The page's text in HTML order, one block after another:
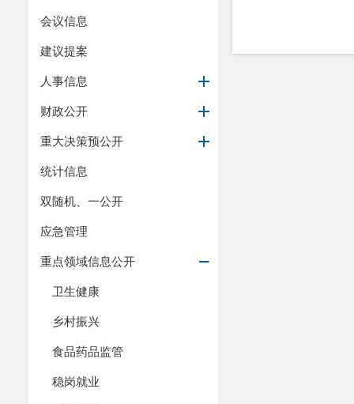
会议信息
建议提案
人事信息
财政公开
重大决策预公开
统计信息
双随机、一公开
应急管理
重点领域信息公开
卫生健康
乡村振兴
食品药品监管
稳岗就业